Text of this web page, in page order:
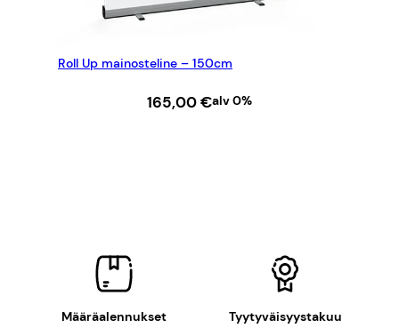
Roll Up mainosteline – 150cm
165,00€alv 0%
Määräalennukset
Tyytyväisyystakuu